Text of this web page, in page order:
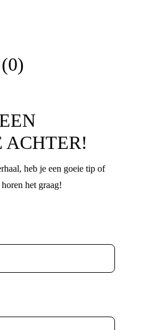
0)
ACHTER!
heb je een goeie tip of
het graag!